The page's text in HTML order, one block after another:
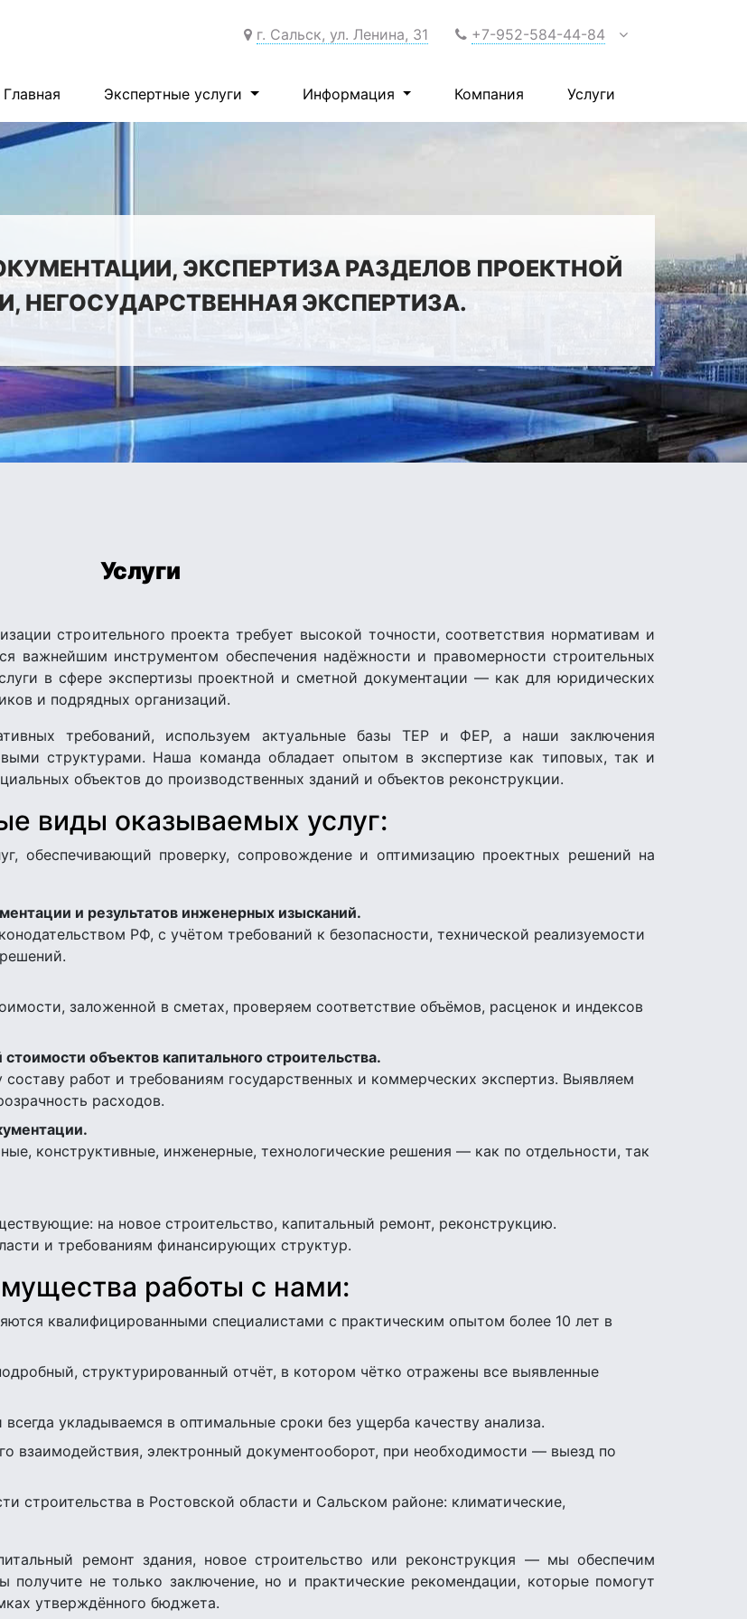
г. Сальск, ул. Ленина, 31 +7-952-584-44-84
Главная Экспертные услуги Информация Компания Услуги
ЭКСПЕРТИЗА РАЗДЕЛОВ ПРОЕКТНОЙ
НЕГОСУДАРСТВЕННАЯ ЭКСПЕРТИЗА.
Услуги
строительного проекта требует высокой точности, соответствия нормативам и
важнейшим инструментом обеспечения надёжности и правомерности строительных
в сфере экспертизы проектной и сметной документации — как для юридических
и подрядных организаций.
требований, используем актуальные базы ТЕР и ФЕР, а наши заключения
структурами. Наша команда обладает опытом в экспертизе как типовых, так и
объектов до производственных зданий и объектов реконструкции.
виды оказываемых услуг:
обеспечивающий проверку, сопровождение и оптимизацию проектных решений на
и результатов инженерных изысканий.
РФ, с учётом требований к безопасности, технической реализуемости
заложенной в сметах, проверяем соответствие объёмов, расценок и индексов
объектов капитального строительства.
работ и требованиям государственных и коммерческих экспертиз. Выявляем
расходов.
конструктивные, инженерные, технологические решения — как по отдельности, так
на новое строительство, капитальный ремонт, реконструкцию.
и требованиям финансирующих структур.
работы с нами:
квалифицированными специалистами с практическим опытом более 10 лет в
структурированный отчёт, в котором чётко отражены все выявленные
укладываемся в оптимальные сроки без ущерба качеству анализа.
взаимодействия, электронный документооборот, при необходимости — выезд по
строительства в Ростовской области и Сальском районе: климатические,
ремонт здания, новое строительство или реконструкция — мы обеспечим
не только заключение, но и практические рекомендации, которые помогут
утверждённого бюджета.